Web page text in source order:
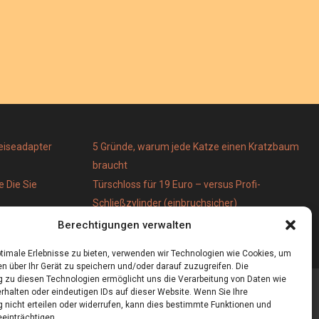
Berechtigungen verwalten
Erlebnisse zu bieten, verwenden wir Technologien wie Cookies, um
über Ihr Gerät zu speichern und/oder darauf zuzugreifen. Die
zu diesen Technologien ermöglicht uns die Verarbeitung von Daten wie
oder eindeutigen IDs auf dieser Website. Wenn Sie Ihre
nicht erteilen oder widerrufen, kann dies bestimmte Funktionen und
Die Sie
5 Gründe, warum jede Katze einen Kratzbaum
braucht
Türschloss für 19 Euro – versus Profi-
Schließzylinder (einbruchsicher)
Bestecktaschen bedrucken